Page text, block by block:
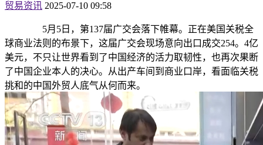
贸易资讯 2025-07-10 09:58
5月5日，第137届广交会落下帷幕。正在美国关税全
球商业法则的布景下，这届广交会现场意向出口成交254。4亿
美元，不只让世界看到了中国经济的活力取韧性，也再次果断
了中国企业本人的决心。从出产车间到商业口岸，看面临关税
挑和的中国外贸人底气从何而来。